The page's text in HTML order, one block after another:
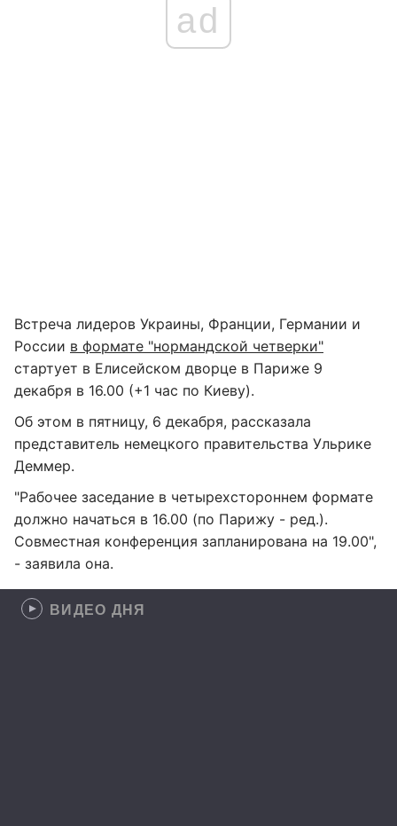
ad
Встреча лидеров Украины, Франции, Германии и
России в формате "нормандской четверки"
стартует в Елисейском дворце в Париже 9
декабря в 16.00 (+1 час по Киеву).
Об этом в пятницу, 6 декабря, рассказала
представитель немецкого правительства Ульрике
Деммер.
"Рабочее заседание в четырехстороннем формате
должно начаться в 16.00 (по Парижу - ред.).
Совместная конференция запланирована на 19.00",
- заявила она.
ВИДЕО ДНЯ